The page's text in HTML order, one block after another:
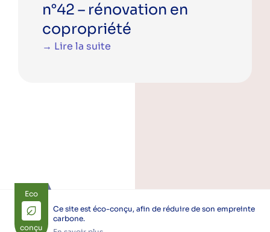
n°42 – rénovation en
copropriété
→ Lire la suite
Eco
conçu
Ce site est éco-conçu, afin de réduire de son empreinte
carbone.